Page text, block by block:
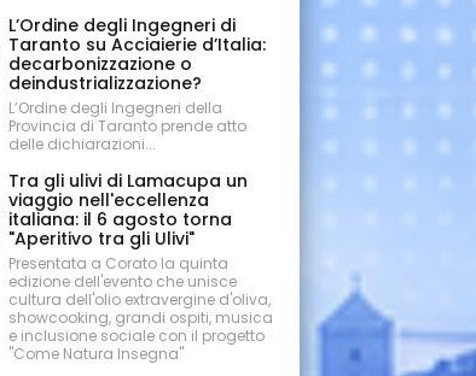
L’Ordine degli Ingegneri di
Taranto su Acciaierie d’Italia:
decarbonizzazione o
deindustrializzazione?
L’Ordine degli Ingegneri della
Provincia di Taranto prende atto
delle dichiarazioni...
Tra gli ulivi di Lamacupa un
viaggio nell'eccellenza
italiana: il 6 agosto torna
"Aperitivo tra gli Ulivi"
Presentata a Corato la quinta
edizione dell'evento che unisce
cultura dell'olio extravergine d'oliva,
showcooking, grandi ospiti, musica
e inclusione sociale con il progetto
"Come Natura Insegna"